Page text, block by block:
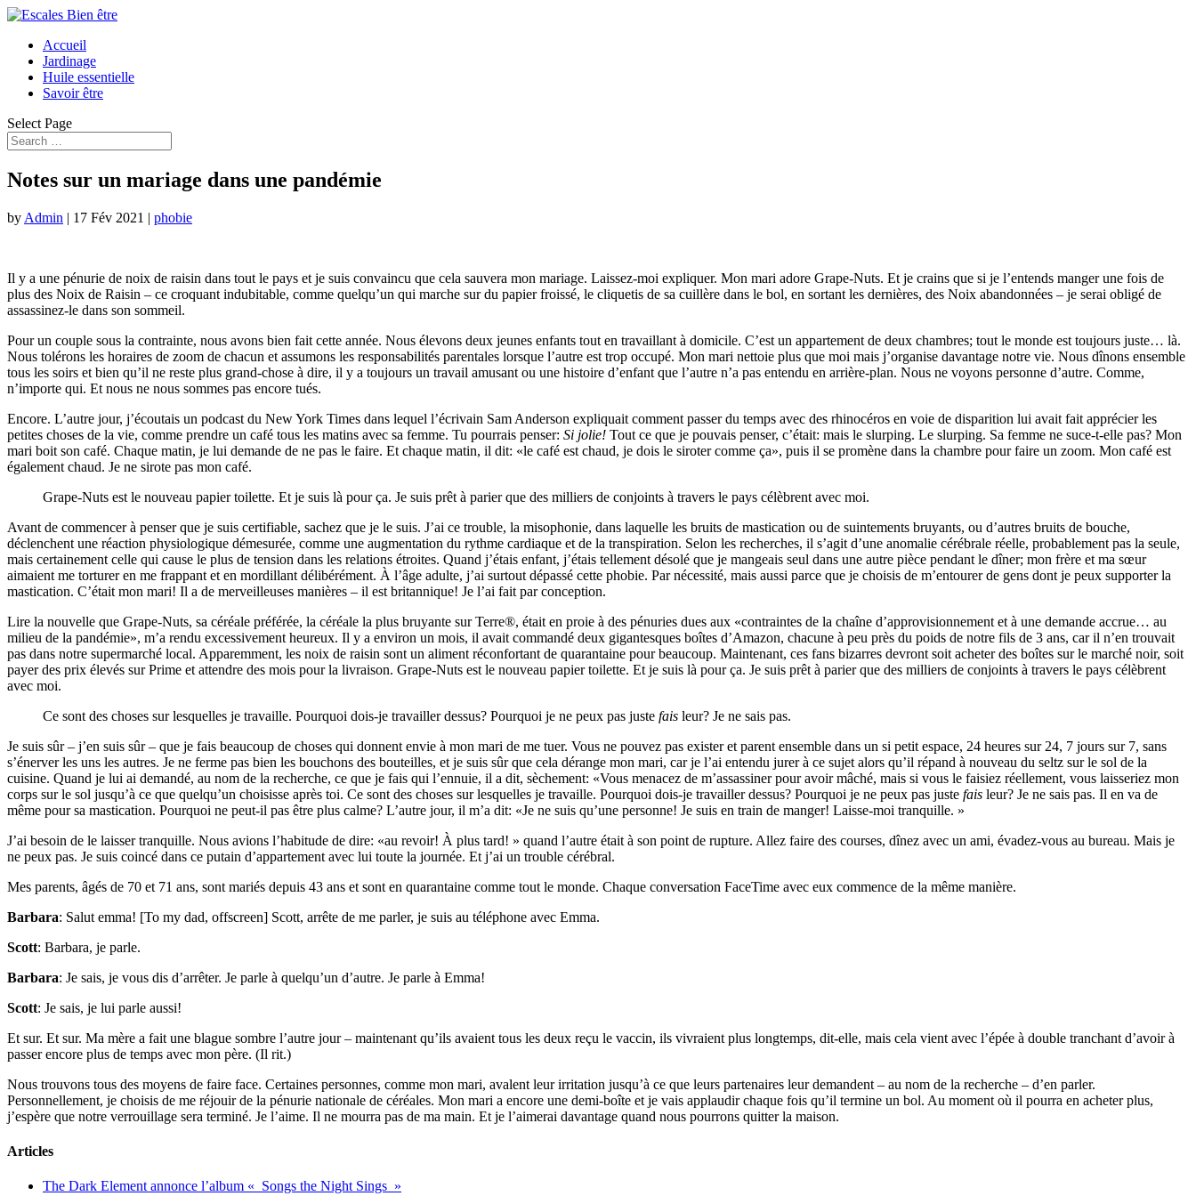
Accueil
Jardinage
Huile essentielle
Savoir être
Select Page
Notes sur un mariage dans une pandémie
by Admin | 17 Fév 2021 | phobie
Il y a une pénurie de noix de raisin dans tout le pays et je suis convaincu que cela sauvera mon mariage. Laissez-moi expliquer. Mon mari adore Grape-Nuts. Et je crains que si je l’entends manger une fois de
plus des Noix de Raisin – ce croquant indubitable, comme quelqu’un qui marche sur du papier froissé, le cliquetis de sa cuillère dans le bol, en sortant les dernières, des Noix abandonnées – je serai obligé de
assassinez-le dans son sommeil.
Pour un couple sous la contrainte, nous avons bien fait cette année. Nous élevons deux jeunes enfants tout en travaillant à domicile. C’est un appartement de deux chambres; tout le monde est toujours juste… là.
Nous tolérons les horaires de zoom de chacun et assumons les responsabilités parentales lorsque l’autre est trop occupé. Mon mari nettoie plus que moi mais j’organise davantage notre vie. Nous dînons ensemble
tous les soirs et bien qu’il ne reste plus grand-chose à dire, il y a toujours un travail amusant ou une histoire d’enfant que l’autre n’a pas entendu en arrière-plan. Nous ne voyons personne d’autre. Comme,
n’importe qui. Et nous ne nous sommes pas encore tués.
Encore. L’autre jour, j’écoutais un podcast du New York Times dans lequel l’écrivain Sam Anderson expliquait comment passer du temps avec des rhinocéros en voie de disparition lui avait fait apprécier les
petites choses de la vie, comme prendre un café tous les matins avec sa femme. Tu pourrais penser: Si jolie! Tout ce que je pouvais penser, c’était: mais le slurping. Le slurping. Sa femme ne suce-t-elle pas? Mon
mari boit son café. Chaque matin, je lui demande de ne pas le faire. Et chaque matin, il dit: «le café est chaud, je dois le siroter comme ça», puis il se promène dans la chambre pour faire un zoom. Mon café est
également chaud. Je ne sirote pas mon café.
Grape-Nuts est le nouveau papier toilette. Et je suis là pour ça. Je suis prêt à parier que des milliers de conjoints à travers le pays célèbrent avec moi.
Avant de commencer à penser que je suis certifiable, sachez que je le suis. J’ai ce trouble, la misophonie, dans laquelle les bruits de mastication ou de suintements bruyants, ou d’autres bruits de bouche,
déclenchent une réaction physiologique démesurée, comme une augmentation du rythme cardiaque et de la transpiration. Selon les recherches, il s’agit d’une anomalie cérébrale réelle, probablement pas la seule,
mais certainement celle qui cause le plus de tension dans les relations étroites. Quand j’étais enfant, j’étais tellement désolé que je mangeais seul dans une autre pièce pendant le dîner; mon frère et ma sœur
aimaient me torturer en me frappant et en mordillant délibérément. À l’âge adulte, j’ai surtout dépassé cette phobie. Par nécessité, mais aussi parce que je choisis de m’entourer de gens dont je peux supporter la
mastication. C’était mon mari! Il a de merveilleuses manières – il est britannique! Je l’ai fait par conception.
Lire la nouvelle que Grape-Nuts, sa céréale préférée, la céréale la plus bruyante sur Terre®, était en proie à des pénuries dues aux «contraintes de la chaîne d’approvisionnement et à une demande accrue… au
milieu de la pandémie», m’a rendu excessivement heureux. Il y a environ un mois, il avait commandé deux gigantesques boîtes d’Amazon, chacune à peu près du poids de notre fils de 3 ans, car il n’en trouvait
pas dans notre supermarché local. Apparemment, les noix de raisin sont un aliment réconfortant de quarantaine pour beaucoup. Maintenant, ces fans bizarres devront soit acheter des boîtes sur le marché noir, soit
payer des prix élevés sur Prime et attendre des mois pour la livraison. Grape-Nuts est le nouveau papier toilette. Et je suis là pour ça. Je suis prêt à parier que des milliers de conjoints à travers le pays célèbrent
avec moi.
Ce sont des choses sur lesquelles je travaille. Pourquoi dois-je travailler dessus? Pourquoi je ne peux pas juste fais leur? Je ne sais pas.
Je suis sûr – j’en suis sûr – que je fais beaucoup de choses qui donnent envie à mon mari de me tuer. Vous ne pouvez pas exister et parent ensemble dans un si petit espace, 24 heures sur 24, 7 jours sur 7, sans
s’énerver les uns les autres. Je ne ferme pas bien les bouchons des bouteilles, et je suis sûr que cela dérange mon mari, car je l’ai entendu jurer à ce sujet alors qu’il répand à nouveau du seltz sur le sol de la
cuisine. Quand je lui ai demandé, au nom de la recherche, ce que je fais qui l’ennuie, il a dit, sèchement: «Vous menacez de m’assassiner pour avoir mâché, mais si vous le faisiez réellement, vous laisseriez mon
corps sur le sol jusqu’à ce que quelqu’un choisisse après toi. Ce sont des choses sur lesquelles je travaille. Pourquoi dois-je travailler dessus? Pourquoi je ne peux pas juste fais leur? Je ne sais pas. Il en va de
même pour sa mastication. Pourquoi ne peut-il pas être plus calme? L’autre jour, il m’a dit: «Je ne suis qu’une personne! Je suis en train de manger! Laisse-moi tranquille. »
J’ai besoin de le laisser tranquille. Nous avions l’habitude de dire: «au revoir! À plus tard! » quand l’autre était à son point de rupture. Allez faire des courses, dînez avec un ami, évadez-vous au bureau. Mais je
ne peux pas. Je suis coincé dans ce putain d’appartement avec lui toute la journée. Et j’ai un trouble cérébral.
Mes parents, âgés de 70 et 71 ans, sont mariés depuis 43 ans et sont en quarantaine comme tout le monde. Chaque conversation FaceTime avec eux commence de la même manière.
Barbara: Salut emma! [To my dad, offscreen] Scott, arrête de me parler, je suis au téléphone avec Emma.
Scott: Barbara, je parle.
Barbara: Je sais, je vous dis d’arrêter. Je parle à quelqu’un d’autre. Je parle à Emma!
Scott: Je sais, je lui parle aussi!
Et sur. Et sur. Ma mère a fait une blague sombre l’autre jour – maintenant qu’ils avaient tous les deux reçu le vaccin, ils vivraient plus longtemps, dit-elle, mais cela vient avec l’épée à double tranchant d’avoir à
passer encore plus de temps avec mon père. (Il rit.)
Nous trouvons tous des moyens de faire face. Certaines personnes, comme mon mari, avalent leur irritation jusqu’à ce que leurs partenaires leur demandent – au nom de la recherche – d’en parler.
Personnellement, je choisis de me réjouir de la pénurie nationale de céréales. Mon mari a encore une demi-boîte et je vais applaudir chaque fois qu’il termine un bol. Au moment où il pourra en acheter plus,
j’espère que notre verrouillage sera terminé. Je l’aime. Il ne mourra pas de ma main. Et je l’aimerai davantage quand nous pourrons quitter la maison.
Articles
The Dark Element annonce l’album « Songs the Night Sings »